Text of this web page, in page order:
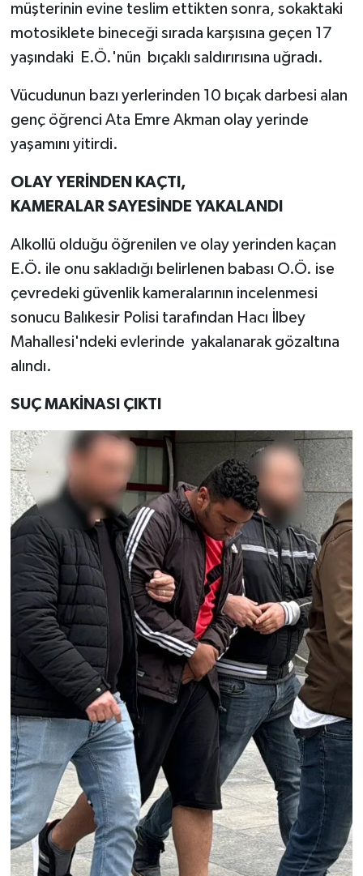
müşterinin evine teslim ettikten sonra, sokaktaki
motosiklete bineceği sırada karşısına geçen 17
yaşındaki E.Ö.'nün bıçaklı saldırırısına uğradı.
Vücudunun bazı yerlerinden 10 bıçak darbesi alan
genç öğrenci Ata Emre Akman olay yerinde
yaşamını yitirdi.
OLAY YERİNDEN KAÇTI,
KAMERALAR SAYESİNDE YAKALANDI
Alkollü olduğu öğrenilen ve olay yerinden kaçan
E.Ö. ile onu sakladığı belirlenen babası O.Ö. ise
çevredeki güvenlik kameralarının incelenmesi
sonucu Balıkesir Polisi tarafından Hacı İlbey
Mahallesi'ndeki evlerinde yakalanarak gözaltına
alındı.
SUÇ MAKİNASI ÇIKTI